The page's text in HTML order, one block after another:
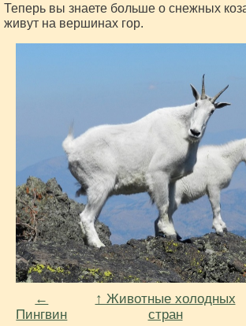
Теперь вы знаете больше о снежных
живут на вершинах гор.
←
Пингвин
↑ Животные холодных
стран